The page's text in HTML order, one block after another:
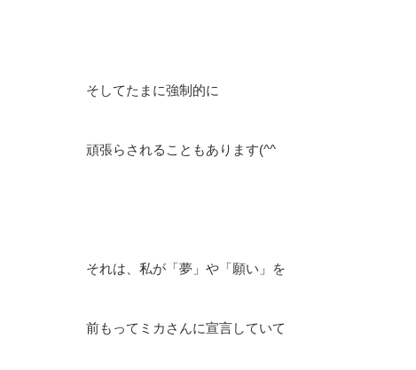
そしてたまに強制的に
頑張らされることもあります(^^ゞ
それは、私が「夢」や「願い」を
前もってミカさんに宣言していて